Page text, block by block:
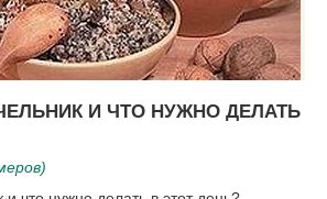
И ЧТО НУЖНО ДЕЛАТЬ